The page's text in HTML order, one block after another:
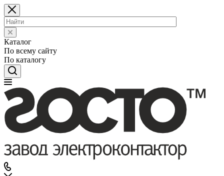
Каталог
По всему сайту
По каталогу